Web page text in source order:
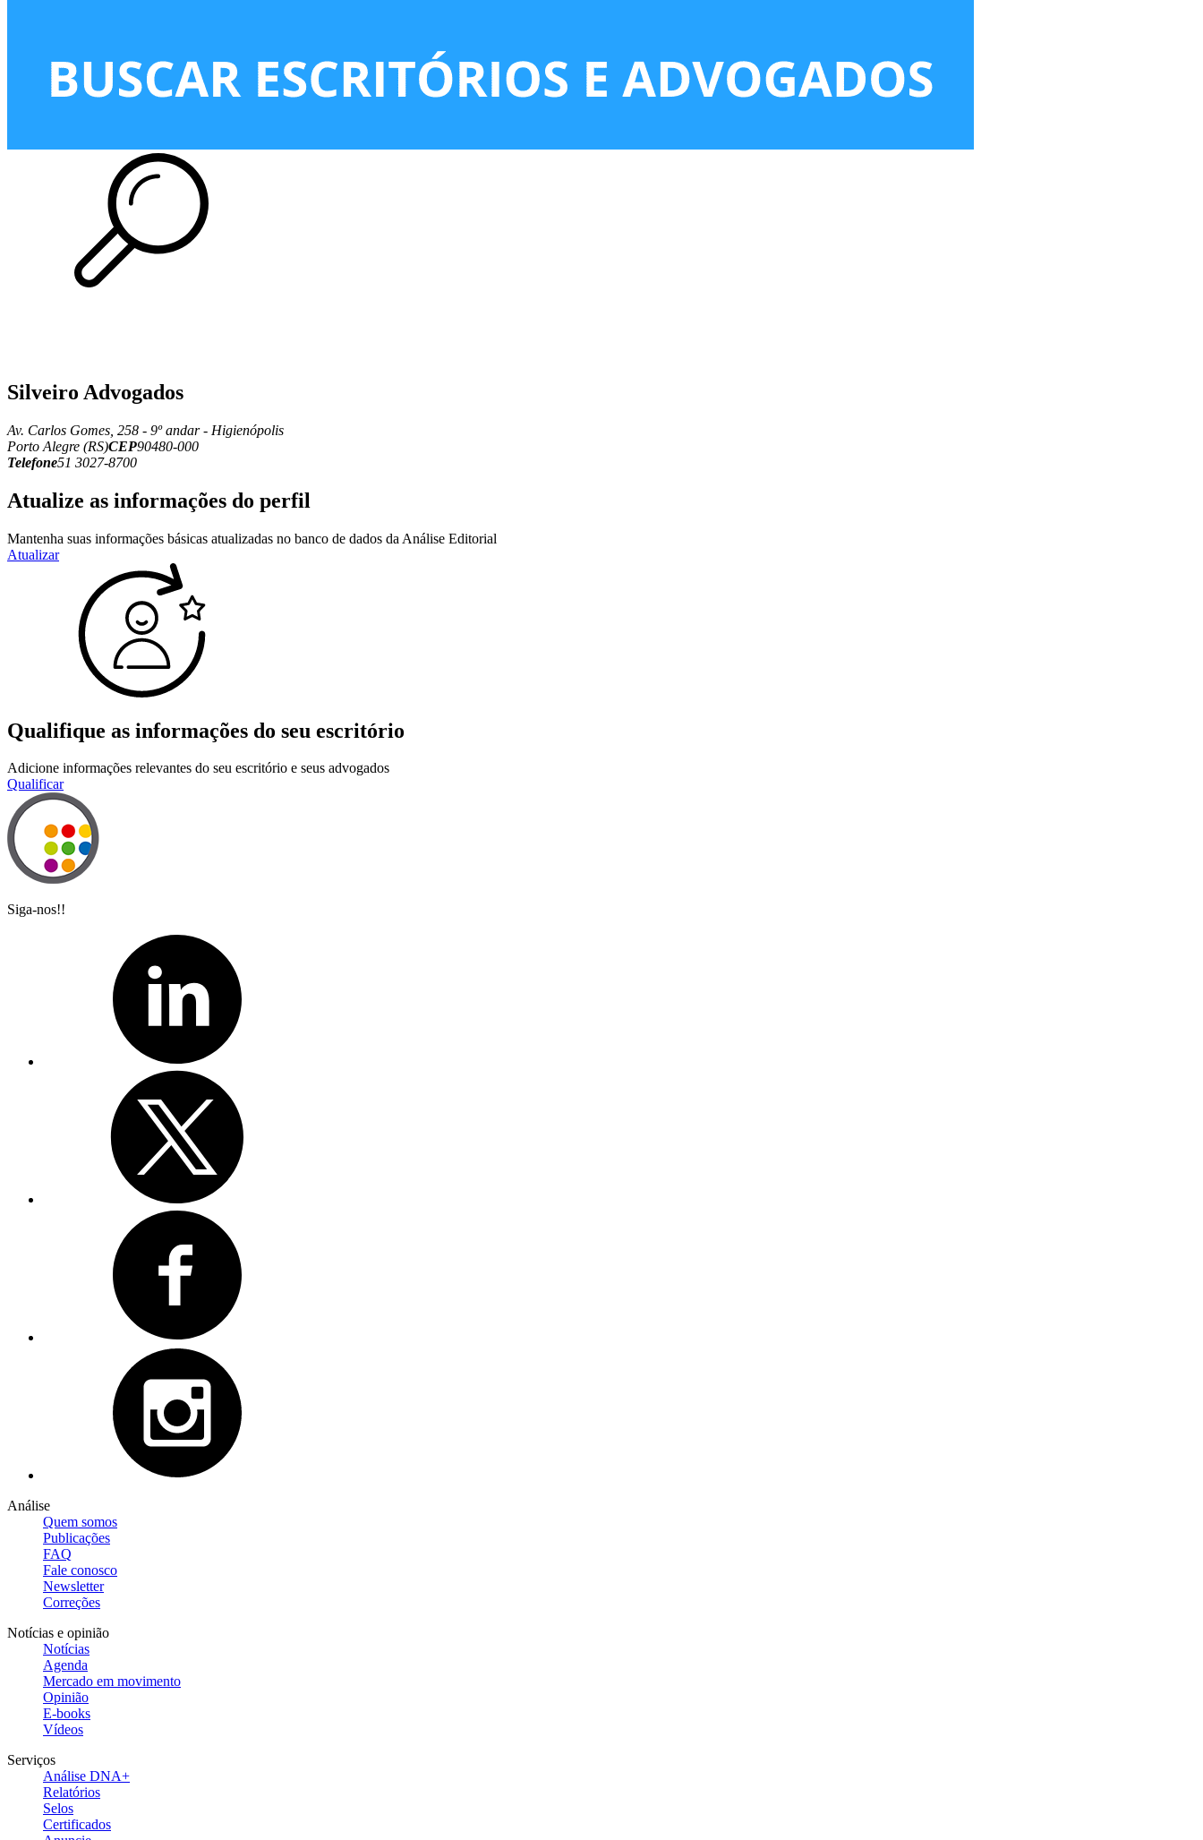
Silveiro Advogados
Av. Carlos Gomes, 258 - 9º andar - Higienópolis
Porto Alegre (RS)CEP90480-000
Telefone51 3027-8700
Atualize as informações do perfil
Mantenha suas informações básicas atualizadas no banco de dados da Análise Editorial
Atualizar
Qualifique as informações do seu escritório
Adicione informações relevantes do seu escritório e seus advogados
Qualificar
Siga-nos!!
Análise
Quem somos
Publicações
FAQ
Fale conosco
Newsletter
Correções
Notícias e opinião
Notícias
Agenda
Mercado em movimento
Opinião
E-books
Vídeos
Serviços
Análise DNA+
Relatórios
Selos
Certificados